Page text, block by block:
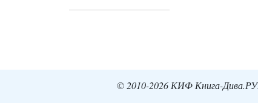
© 2010-2026 КИФ Книга-Дива.РУ.